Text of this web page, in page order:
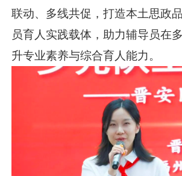
联动、多线共促，打造本土思政
员育人实践载体，助力辅导员在
升专业素养与综合育人能力。